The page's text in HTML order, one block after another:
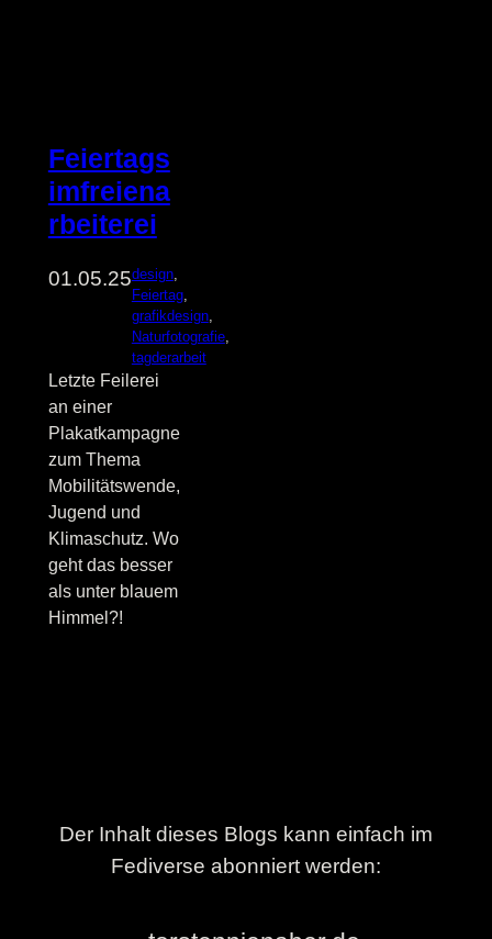
Feiertags
imfreiena
rbeiterei
01.05.25design
Feiertag
grafikdesign
Naturfotografie
tagderarbeit
Letzte Feilerei
an einer
Plakatkampagne
zum Thema
Mobilitätswende,
Jugend und
Klimaschutz. Wo
geht das besser
als unter blauem
Himmel?!
Der Inhalt dieses Blogs kann einfach im
Fediverse abonniert werden: